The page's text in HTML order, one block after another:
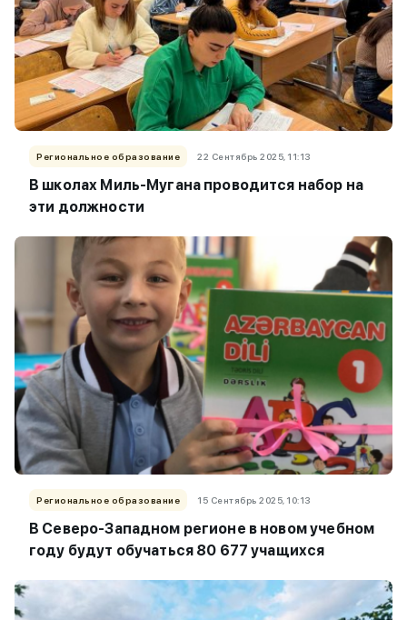
Региональное образование 22 Сентябрь 2025, 11:13
В школах Миль-Мугана проводится набор на
эти должности
Региональное образование 15 Сентябрь 2025, 10:13
В Северо-Западном регионе в новом учебном
году будут обучаться 80 677 учащихся